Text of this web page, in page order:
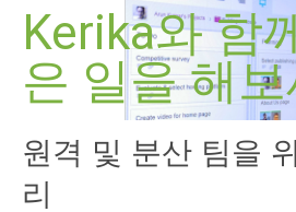
Kerika와 함
은 일을 해
원격 및 분산 팀을
리